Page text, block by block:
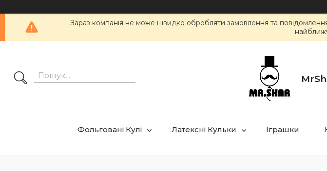
Зараз компанія не може швидко обробляти замовлення та
Фольговані Кулі Латексні Кульки Іграшки